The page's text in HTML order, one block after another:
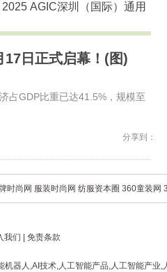
AGIC深圳（国际）通用
17日正式启幕！(图)
占GDP比重已达41.5%，规模至
分享到：
时尚网 服装时尚网 纺服资本圈 360童装网
我们 免责条款
器人,AI技术,人工智能产品,人工智能产业,